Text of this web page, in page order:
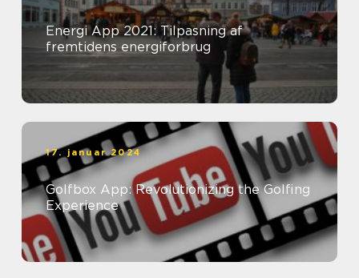
Energi App 2021: Tilpasning af
fremtidens energiforbrug
17. januar 2024
Golfbox App: Revolutionizing the Golfing
Experience